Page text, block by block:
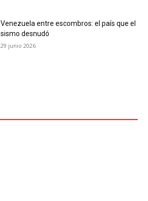
Venezuela entre escombros: el país que el
sismo desnudó
29 junio 2026